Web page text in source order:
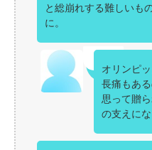
と総崩れする難しいも
に。
オリンピ
長痛もあ
思って贈
の支えにな